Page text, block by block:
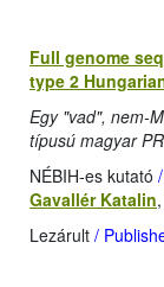
Full genome
type 2
Egy "vad", nem-
típusú magyar
NÉBIH-es kutató
Gavallér Katalin,
Lezárult /